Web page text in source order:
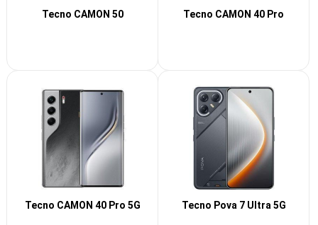
Tecno CAMON 50 Tecno CAMON 40 Pro
Tecno CAMON 40 Pro 5G Tecno Pova 7 Ultra 5G